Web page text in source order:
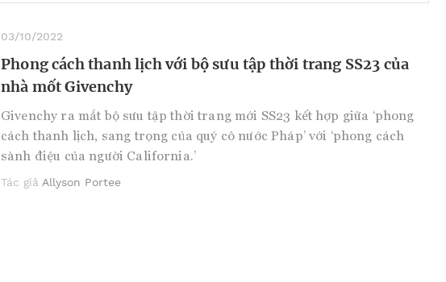
03/10/2022
Phong cách thanh lịch với bộ sưu tập thời trang SS23 của
nhà mốt Givenchy
Givenchy ra mắt bộ sưu tập thời trang mới SS23 kết hợp giữa ‘phong
cách thanh lịch, sang trọng của quý cô nước Pháp’ với ‘phong cách
sành điệu của người California.’
Tác giả Allyson Portee